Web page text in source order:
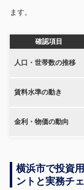
ます。
確認項目
人口・世帯数の推移
賃料水準の動き
金利・物価の動向
横浜市で投資
ントと実務チ